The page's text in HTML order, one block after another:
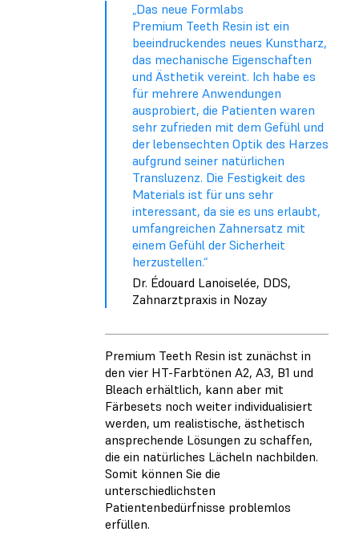
„Das neue Formlabs
Premium Teeth Resin ist ein
beeindruckendes neues Kunstharz,
das mechanische Eigenschaften
und Ästhetik vereint. Ich habe es
für mehrere Anwendungen
ausprobiert, die Patienten waren
sehr zufrieden mit dem Gefühl und
der lebensechten Optik des Harzes
aufgrund seiner natürlichen
Transluzenz. Die Festigkeit des
Materials ist für uns sehr
interessant, da sie es uns erlaubt,
umfangreichen Zahnersatz mit
einem Gefühl der Sicherheit
herzustellen.“
Dr. Édouard Lanoiselée, DDS,
Zahnarztpraxis in Nozay
Premium Teeth Resin ist zunächst in
den vier HT-Farbtönen A2, A3, B1 und
Bleach erhältlich, kann aber mit
Färbesets noch weiter individualisiert
werden, um realistische, ästhetisch
ansprechende Lösungen zu schaffen,
die ein natürliches Lächeln nachbilden.
Somit können Sie die
unterschiedlichsten
Patientenbedürfnisse problemlos
erfüllen.